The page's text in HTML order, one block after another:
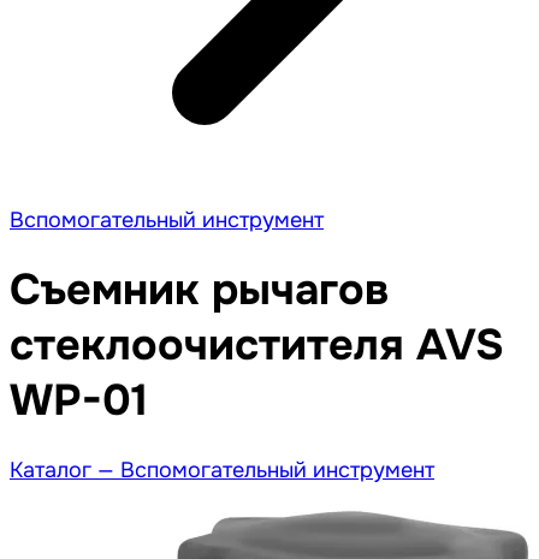
Вспомогательный инструмент
Съемник рычагов
стеклоочистителя AVS
WP-01
Каталог — Вспомогательный инструмент